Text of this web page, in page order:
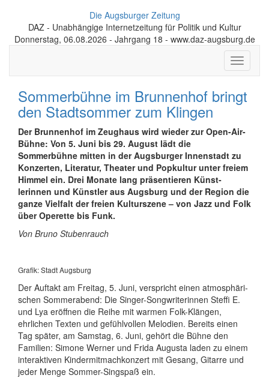
Die Augsburger Zeitung
DAZ - Unabhängige Internetzeitung für Politik und Kultur
Donnerstag, 06.08.2026 - Jahrgang 18 - www.daz-augsburg.de
Toggle
Sommerbühne im Brunnenhof bringt
den Stadtsommer zum Klingen
Der Brunnenhof im Zeughaus wird wieder zur Open-Air-
Bühne: Von 5. Juni bis 29. August lädt die
Sommerbühne mitten in der Augsburger Innenstadt zu
Konzerten, Literatur, Theater und Popkultur unter freiem
Himmel ein. Drei Monate lang präsen­tieren Künst­
lerinnen und Künstler aus Augsburg und der Region die
ganze Vielfalt der freien Kulturszene – von Jazz und Folk
über Operette bis Funk.
Von Bruno Stubenrauch
Grafik: Stadt Augsburg
Der Auftakt am Freitag, 5. Juni, verspricht einen atmo­sphäri­
schen Sommerabend: Die Singer-Song­write­rinnen Steffi E.
und Lya eröffnen die Reihe mit warmen Folk-Klängen,
ehrlichen Texten und gefühl­vollen Melodien. Bereits einen
Tag später, am Samstag, 6. Juni, gehört die Bühne den
Familien: Simone Werner und Frida Augusta laden zu einem
inter­aktiven Kinder­mitmach­konzert mit Gesang, Gitarre und
jeder Menge Sommer-Singspaß ein.